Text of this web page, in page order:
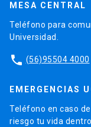
MESA CENTRAL
Teléfono para
Universidad.
phone (56)95504 4000
EMERGENCIAS
Teléfono en caso
riesgo tu vida